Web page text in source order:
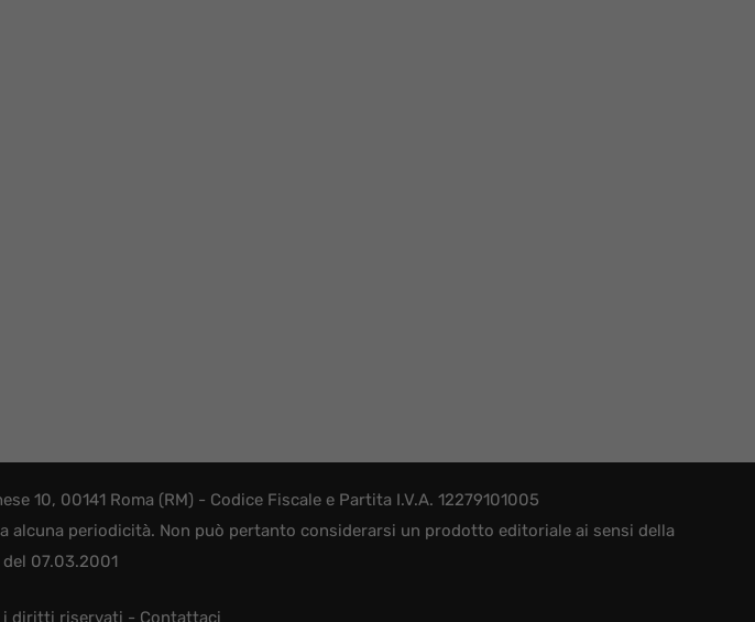
10, 00141 Roma (RM) - Codice Fiscale e Partita I.V.A. 12279101005
periodicità. Non può pertanto considerarsi un prodotto editoriale ai sensi della
07.03.2001
diritti riservati - Contattaci